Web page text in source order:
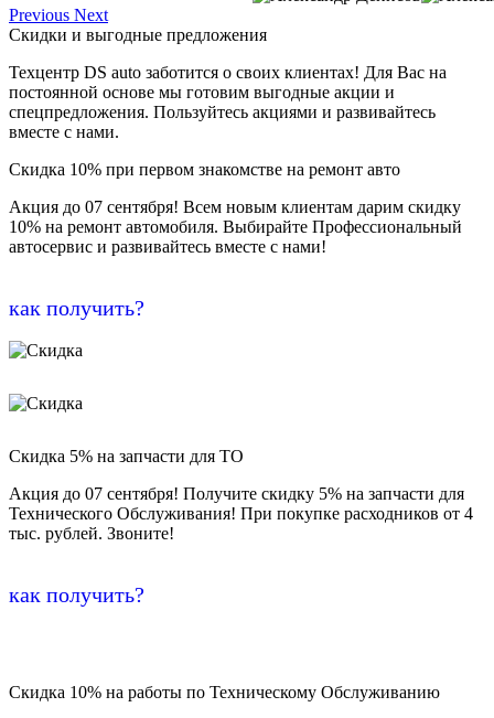
Previous Next
Скидки и выгодные предложения
Техцентр DS auto заботится о своих клиентах! Для Вас на
постоянной основе мы готовим выгодные акции и
спецпредложения. Пользуйтесь акциями и развивайтесь
вместе с нами.
Скидка 10% при первом знакомстве на ремонт авто
Акция до 07 сентября! Всем новым клиентам дарим скидку
10% на ремонт автомобиля. Выбирайте Профессиональный
автосервис и развивайтесь вместе с нами!
как получить?
Скидка 5% на запчасти для ТО
Акция до 07 сентября! Получите скидку 5% на запчасти для
Технического Обслуживания! При покупке расходников от 4
тыс. рублей. Звоните!
как получить?
Скидка 10% на работы по Техническому Обслуживанию